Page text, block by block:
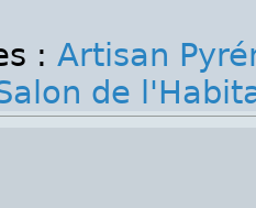
: Artisan
de